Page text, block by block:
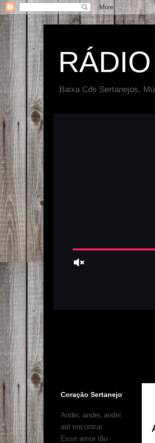
Baixa Cds Sertanejos,
Coração Sertanejo
Andei, andei, andei
até encontrar
Esse amor tão